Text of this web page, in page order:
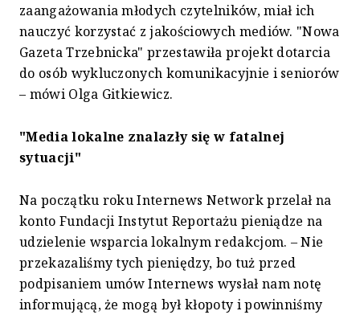
zaangażowania młodych czytelników, miał ich
nauczyć korzystać z jakościowych mediów. "Nowa
Gazeta Trzebnicka" przestawiła projekt dotarcia
do osób wykluczonych komunikacyjnie i seniorów
– mówi Olga Gitkiewicz.
"Media lokalne znalazły się w fatalnej
sytuacji"
Na początku roku Internews Network przelał na
konto Fundacji Instytut Reportażu pieniądze na
udzielenie wsparcia lokalnym redakcjom. – Nie
przekazaliśmy tych pieniędzy, bo tuż przed
podpisaniem umów Internews wysłał nam notę
informującą, że mogą był kłopoty i powinniśmy